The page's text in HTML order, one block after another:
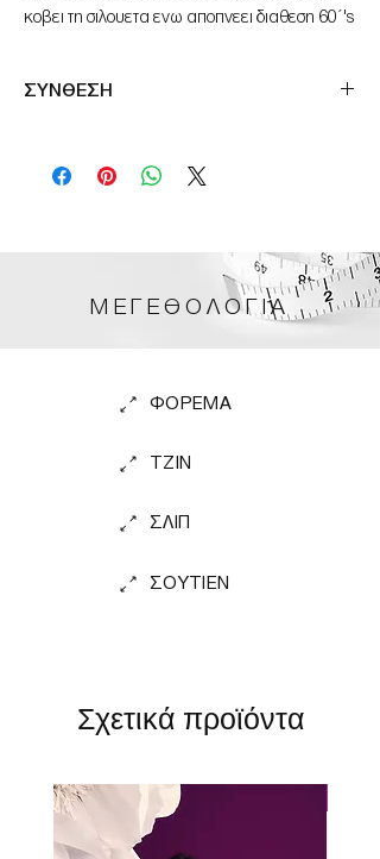
κοβει τη σιλουετα ενω αποπνεει διαθεση 60΄'s
ΣΥΝΘΕΣΗ
ΜΕΓΕΘΟΛΟΓΙΑ
ΦΟΡΕΜΑ
TZIN
ΣΛΙΠ
ΣΟΥΤΙΕΝ
Σχετικά προϊόντα